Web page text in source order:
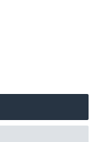
- 18 Uhr.